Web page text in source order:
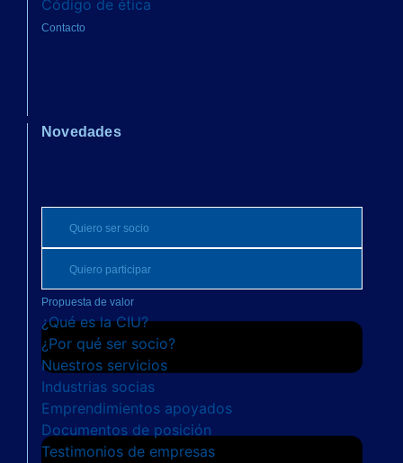
Código de ética
Contacto
Novedades
Quiero ser socio
Quiero participar
Propuesta de valor
¿Qué es la CIU?
¿Por qué ser socio?
Nuestros servicios
Industrias socias
Emprendimientos apoyados
Documentos de posición
Testimonios de empresas